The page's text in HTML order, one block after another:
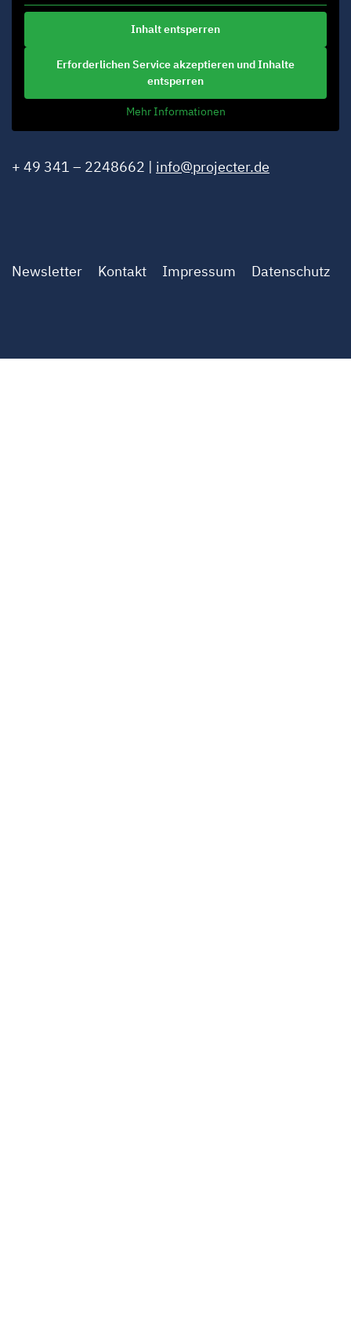
Inhalt entsperren
Erforderlichen Service akzeptieren und Inhalte
entsperren
Mehr Informationen
+ 49 341 – 2248662 | info@projecter.de
Newsletter Kontakt Impressum Datenschutz